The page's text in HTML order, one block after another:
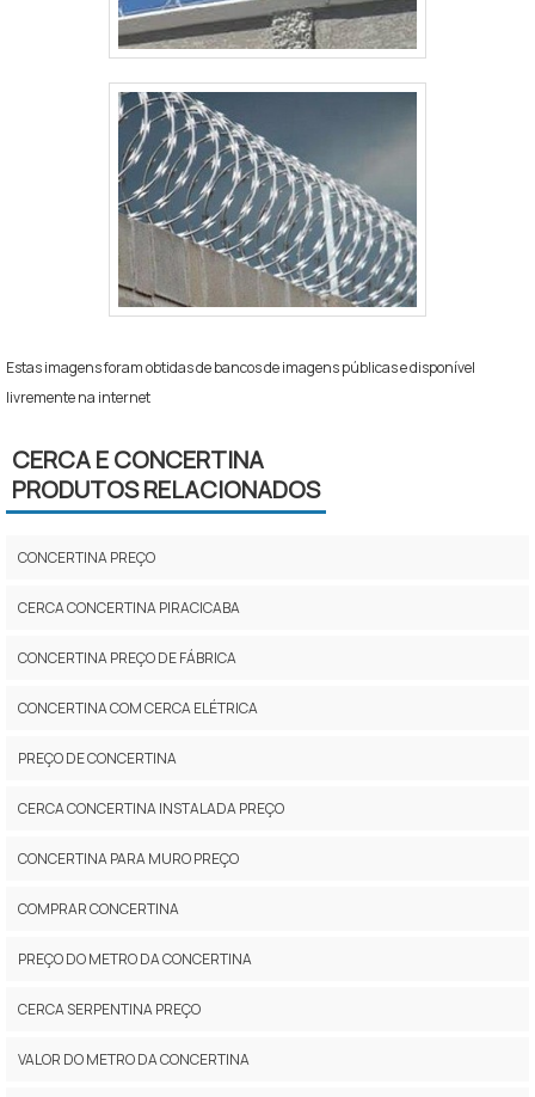
Estas imagens foram obtidas de bancos de imagens públicas e disponível
livremente na internet
CERCA E CONCERTINA
PRODUTOS RELACIONADOS
CONCERTINA PREÇO
CERCA CONCERTINA PIRACICABA
CONCERTINA PREÇO DE FÁBRICA
CONCERTINA COM CERCA ELÉTRICA
PREÇO DE CONCERTINA
CERCA CONCERTINA INSTALADA PREÇO
CONCERTINA PARA MURO PREÇO
COMPRAR CONCERTINA
PREÇO DO METRO DA CONCERTINA
CERCA SERPENTINA PREÇO
VALOR DO METRO DA CONCERTINA